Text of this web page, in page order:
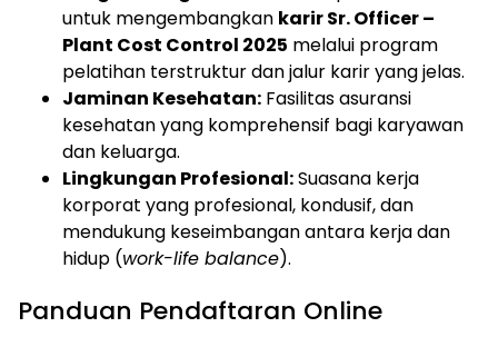
untuk mengembangkan karir Sr. Officer –
Plant Cost Control 2025 melalui program
pelatihan terstruktur dan jalur karir yang jelas.
Jaminan Kesehatan: Fasilitas asuransi
kesehatan yang komprehensif bagi karyawan
dan keluarga.
Lingkungan Profesional:Suasana kerja
korporat yang profesional, kondusif, dan
mendukung keseimbangan antara kerja dan
hidup (work-life balance).
Panduan Pendaftaran Online